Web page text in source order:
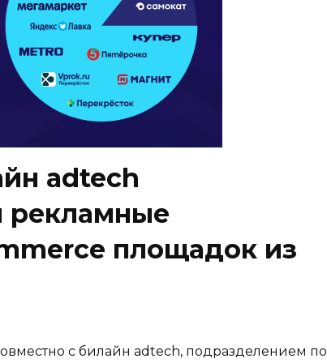
adtech
рекламные
площадок из
с билайн adtech, подразделением по